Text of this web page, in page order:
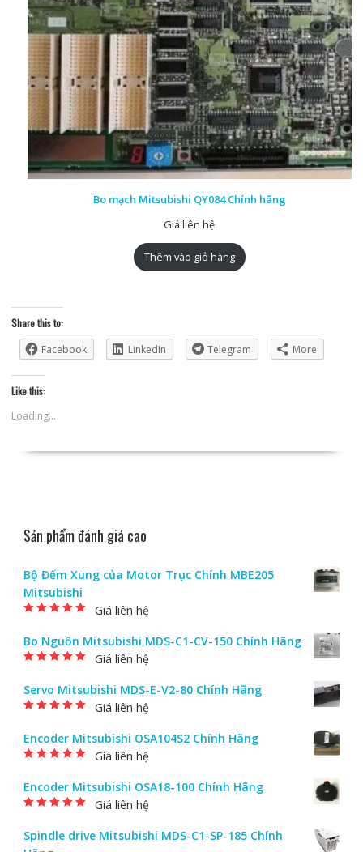
Bo mạch Mitsubishi QY084 Chính hãng
Giá liên hệ
Thêm vào giỏ hàng
Share this to:
Facebook
LinkedIn Telegram More
Like this:
Loading...
Sản phẩm đánh giá cao
Bộ Đếm Xung của Motor Trục Chính MBE205
Mitsubishi
Giá liên hệ
Bo Nguồn Mitsubishi MDS-C1-CV-150 Chính Hãng
Giá liên hệ
Servo Mitsubishi MDS-E-V2-80 Chính Hãng
Giá liên hệ
Encoder Mitsubishi OSA104S2 Chính Hãng
Giá liên hệ
Encoder Mitsubishi OSA18-100 Chính Hãng
Giá liên hệ
Spindle drive Mitsubishi MDS-C1-SP-185 Chính